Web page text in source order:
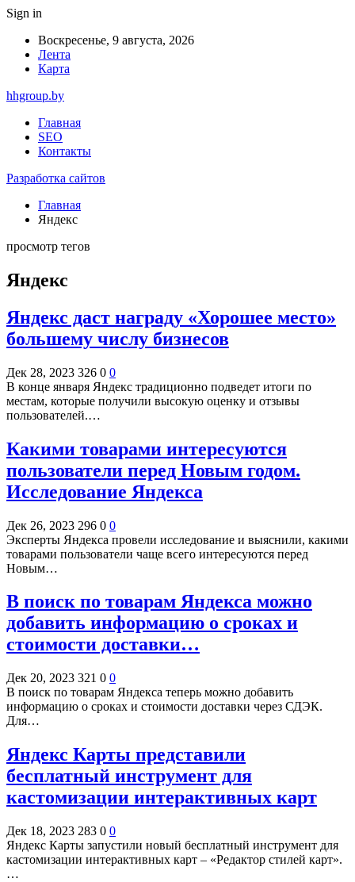
Sign in
Воскресенье, 9 августа, 2026
Лента
Карта
hhgroup.by
Главная
SEO
Контакты
Разработка сайтов
Главная
Яндекс
просмотр тегов
Яндекс
Яндекс даст награду «Хорошее место»
большему числу бизнесов
Дек 28, 2023 326 0 0
В конце января Яндекс традиционно подведет итоги по
местам, которые получили высокую оценку и отзывы
пользователей.…
Какими товарами интересуются
пользователи перед Новым годом.
Исследование Яндекса
Дек 26, 2023 296 0 0
Эксперты Яндекса провели исследование и выяснили, какими
товарами пользователи чаще всего интересуются перед
Новым…
В поиск по товарам Яндекса можно
добавить информацию о сроках и
стоимости доставки…
Дек 20, 2023 321 0 0
В поиск по товарам Яндекса теперь можно добавить
информацию о сроках и стоимости доставки через СДЭК.
Для…
Яндекс Карты представили
бесплатный инструмент для
кастомизации интерактивных карт
Дек 18, 2023 283 0 0
Яндекс Карты запустили новый бесплатный инструмент для
кастомизации интерактивных карт – «Редактор стилей карт».
…